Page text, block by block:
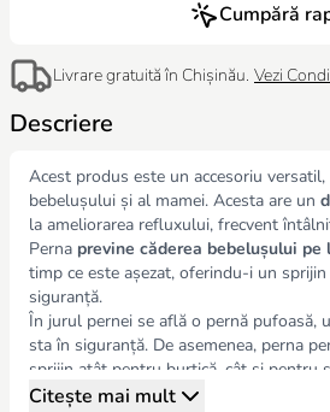
Cumpără
Livrare gratuită în Chișinău. Vezi
Descriere
Acest produs este un accesoriu
bebelușului și al mamei. Acesta are un
la ameliorarea refluxului, frecvent
Perna previne căderea bebelușului pe
timp ce este așezat, oferindu-i un
siguranță.
În jurul pernei se află o pernă pufoasă,
sta în siguranță. De asemenea, perna
sprijin atât pentru burtică, cât și pentru
din timpul sarcinii, ajutându-vă să
Citește mai mult